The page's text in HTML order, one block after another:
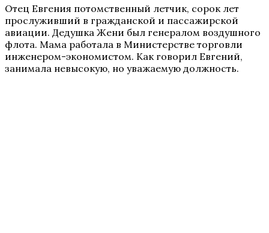
Отец Евгения потомственный летчик, сорок лет
прослуживший в гражданской и пассажирской
авиации. Дедушка Жени был генералом воздушного
флота. Мама работала в Министерстве торговли
инженером-экономистом. Как говорил Евгений,
занимала невысокую, но уважаемую должность.